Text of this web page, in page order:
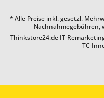
* Alle Preise inkl. gesetzl.
Nachnahmegebühren,
Thinkstore24.de IT-
TC-